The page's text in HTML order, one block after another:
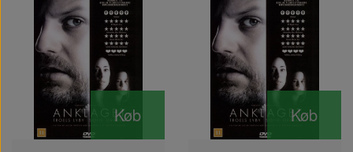
Køb Køb